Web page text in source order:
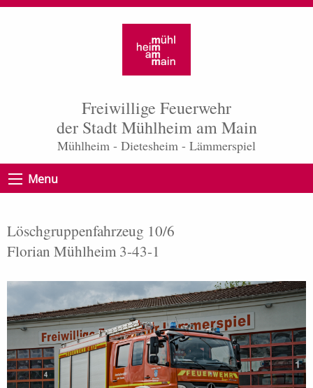
Freiwillige Feuerwehr
der Stadt Mühlheim am Main
Mühlheim - Dietesheim - Lämmerspiel
Menu
Löschgruppenfahrzeug 10/6
Florian Mühlheim 3-43-1